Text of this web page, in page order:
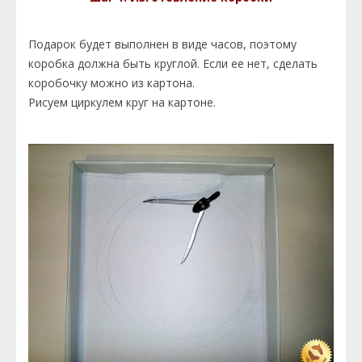
Подарок будет выполнен в виде часов, поэтому
коробка должна быть круглой. Если ее нет, сделать
коробочку можно из картона.
Рисуем циркулем круг на картоне.